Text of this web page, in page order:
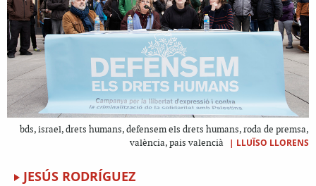
bds, israel, drets humans, defensem els drets humans, roda de premsa,
valència, pais valencià
| LLUÏSO LLORENS
JESÚS RODRÍGUEZ